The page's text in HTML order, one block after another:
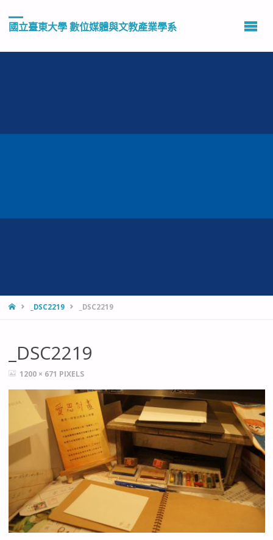
國立臺東大學 數位媒體與文教產業學系
HOME_DSC2219 _DSC2219
_DSC2219
FULL1200 × 671 PIXELS